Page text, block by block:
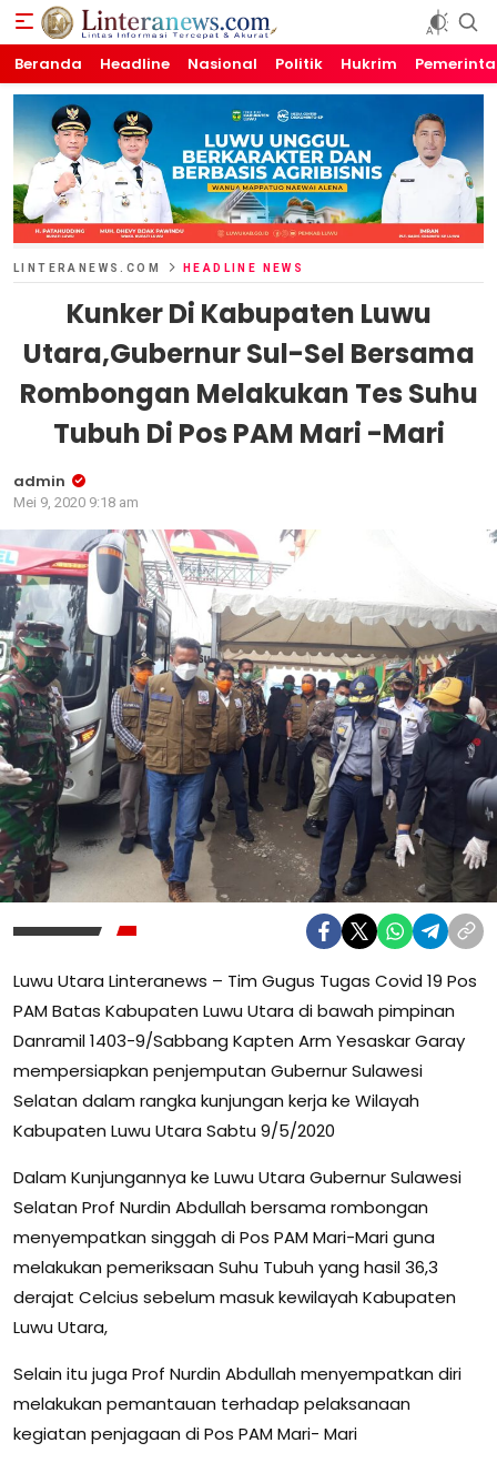
Linteranews.com
Lintas Informasi Tercepat dan Akurat
Beranda Headline Nasional Politik Hukrim
LINTERANEWS.COM HEADLINE NEWS
Kunker Di Kabupaten Luwu
Utara,Gubernur Sul-Sel Bersama
Rombongan Melakukan Tes Suhu
Tubuh Di Pos PAM Mari -Mari
admin
Mei 9, 2020 9:18 am
Luwu Utara Linteranews – Tim Gugus Tugas Covid 19 Pos
PAM Batas Kabupaten Luwu Utara di bawah pimpinan
Danramil 1403-9/Sabbang Kapten Arm Yesaskar Garay
mempersiapkan penjemputan Gubernur Sulawesi
Selatan dalam rangka kunjungan kerja ke Wilayah
Kabupaten Luwu Utara Sabtu 9/5/2020
Dalam Kunjungannya ke Luwu Utara Gubernur Sulawesi
Selatan Prof Nurdin Abdullah bersama rombongan
menyempatkan singgah di Pos PAM Mari-Mari guna
melakukan pemeriksaan Suhu Tubuh yang hasil 36,3
derajat Celcius sebelum masuk kewilayah Kabupaten
Luwu Utara,
Selain itu juga Prof Nurdin Abdullah menyempatkan diri
melakukan pemantauan terhadap pelaksanaan
kegiatan penjagaan di Pos PAM Mari- Mari